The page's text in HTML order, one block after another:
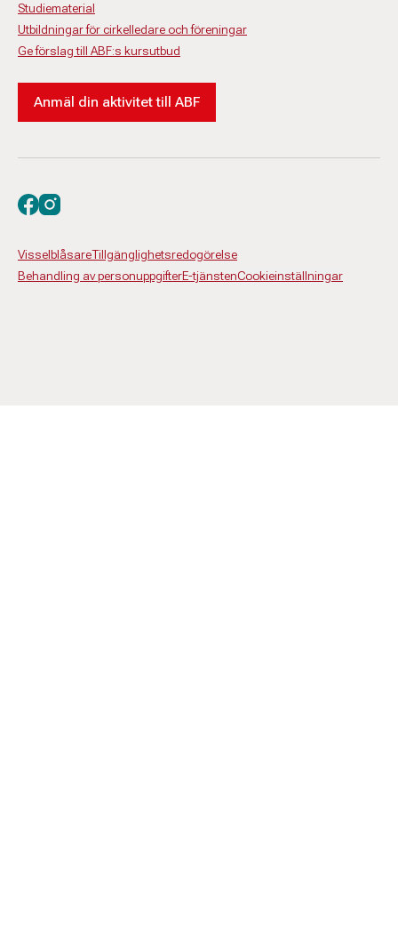
Studiematerial
Utbildningar för cirkelledare och föreningar
Ge förslag till ABF:s kursutbud
Anmäl din aktivitet till ABF
VisselblåsareTillgänglighetsredogörelse
Behandling av personuppgifterE-tjänstenCookieinställningar
Besök oss på facebook
Besök oss på instagram